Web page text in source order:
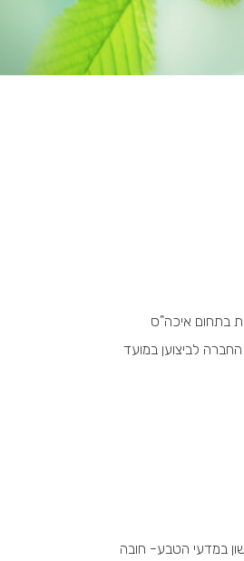
בתחום איכה"ס
לביצוען במועד
במדעי הטבע- חובה